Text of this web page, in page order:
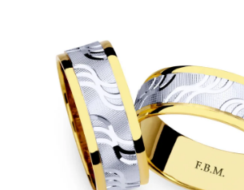
z
5
hvězdiček.